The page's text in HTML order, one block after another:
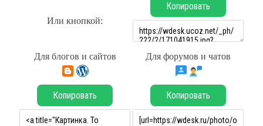
Или кнопкой:
Копировать
Для блогов и сайтов Для форумов и чатов
Копировать Копировать